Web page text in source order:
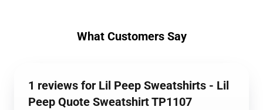
What Customers Say
1 reviews for Lil Peep Sweatshirts - Lil
Peep Quote Sweatshirt TP1107